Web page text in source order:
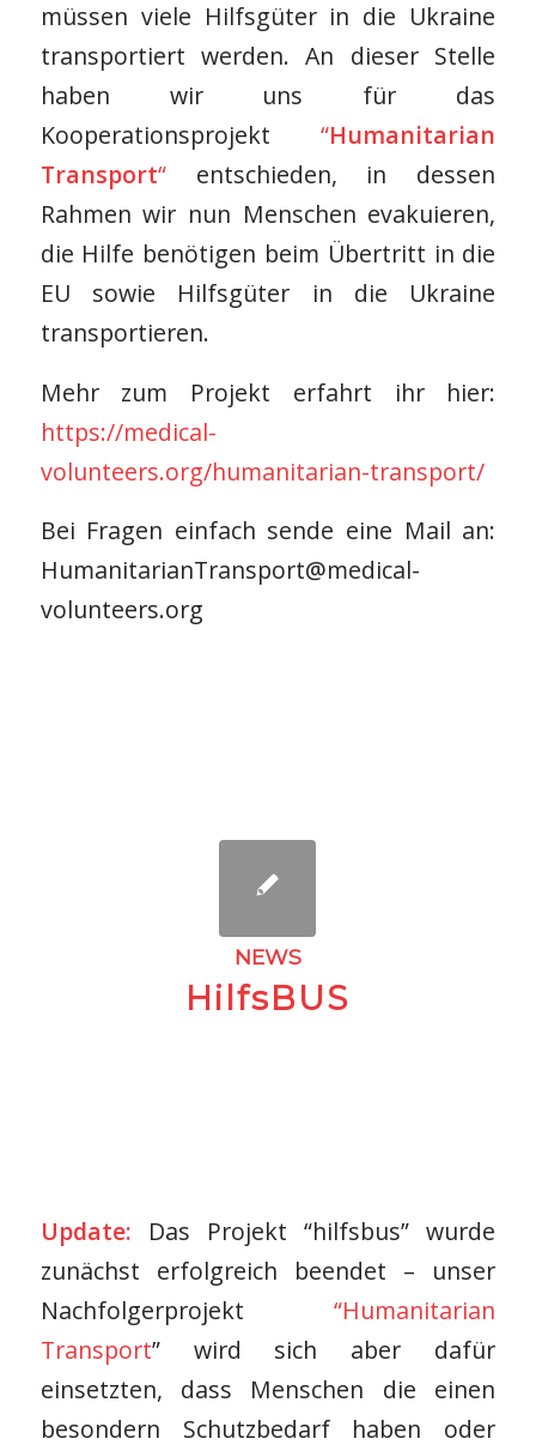
müssen viele Hilfsgüter in die Ukraine
transportiert werden. An dieser Stelle
haben wir uns für das
Kooperationsprojekt “Humanitarian
Transport“entschieden, in dessen
Rahmen wir nun Menschen evakuieren,
die Hilfe benötigen beim Übertritt in die
EU sowie Hilfsgüter in die Ukraine
transportieren.
Mehr zum Projekt erfahrt ihr hier:
https://medical-
volunteers.org/humanitarian-transport/
Bei Fragen einfach sende eine Mail an:
HumanitarianTransport@medical-
volunteers.org
NEWS
HilfsBUS
Update: Das Projekt “hilfsbus” wurde
zunächst erfolgreich beendet – unser
Nachfolgerprojekt“Humanitarian
Transport” wird sich aber dafür
einsetzten, dass Menschen die einen
besondern Schutzbedarf haben oder